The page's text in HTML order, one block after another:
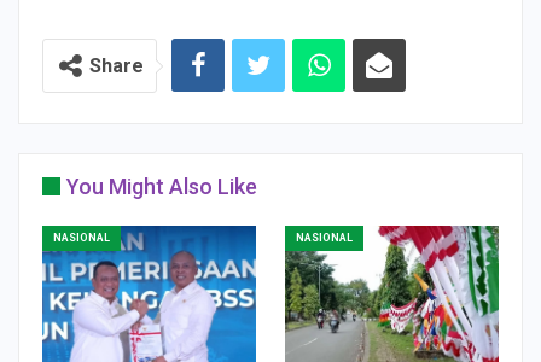
Share
You Might Also Like
NASIONAL NASIONAL